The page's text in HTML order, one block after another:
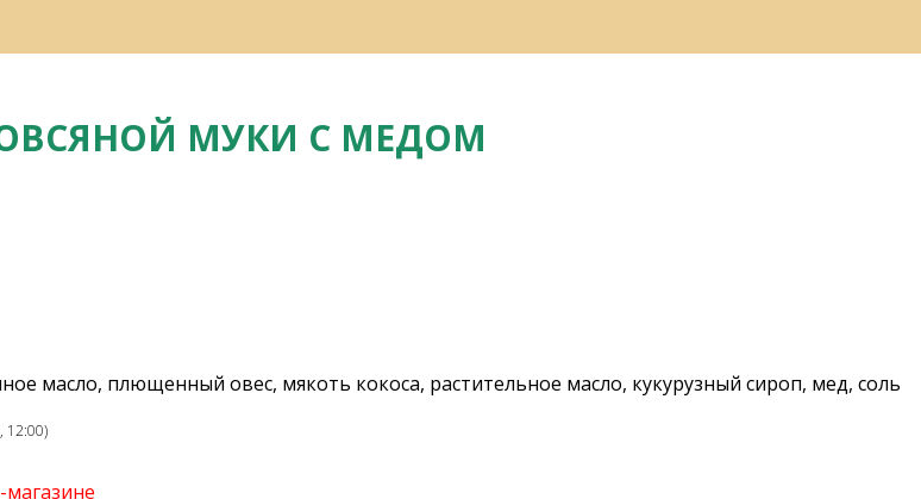
МУКИ С МЕДОМ
масло, плющенный овес, мякоть кокоса, растительное масло, кукурузный сироп, мед, соль
12:00)
магазине